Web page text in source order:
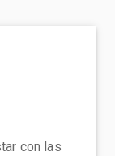
con las